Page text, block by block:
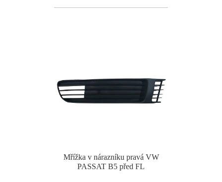
Mřížka v nárazníku pravá VW
PASSAT B5 před FL